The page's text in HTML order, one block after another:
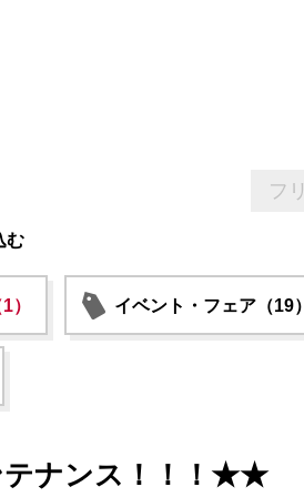
む
） イベント・フェア（19）
ナンス！！！★★